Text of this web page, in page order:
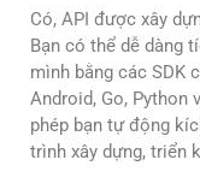
Có, API được xây
Bạn có thể dễ dàng
mình bằng các SDK
Android, Go, Python
phép bạn tự động
trình xây dựng, triển